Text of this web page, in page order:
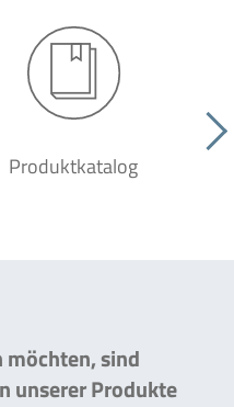
Produktkatalog
möchten, sind
unserer Produkte